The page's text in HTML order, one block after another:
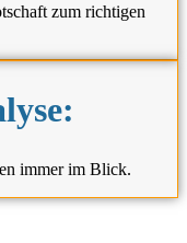
zum richtigen
immer im Blick.